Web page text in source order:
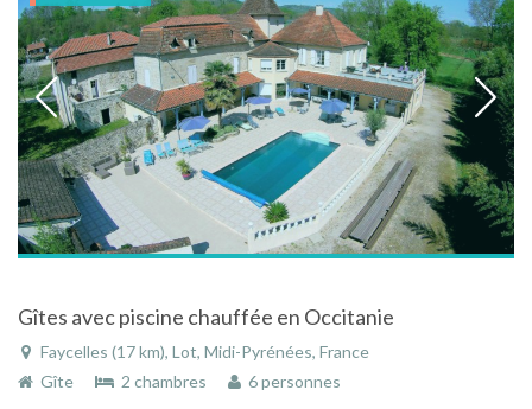
Gîtes avec piscine chauffée en Occitanie
Faycelles (17 km), Lot, Midi-Pyrénées, France
Gîte
2 chambres 6 personnes